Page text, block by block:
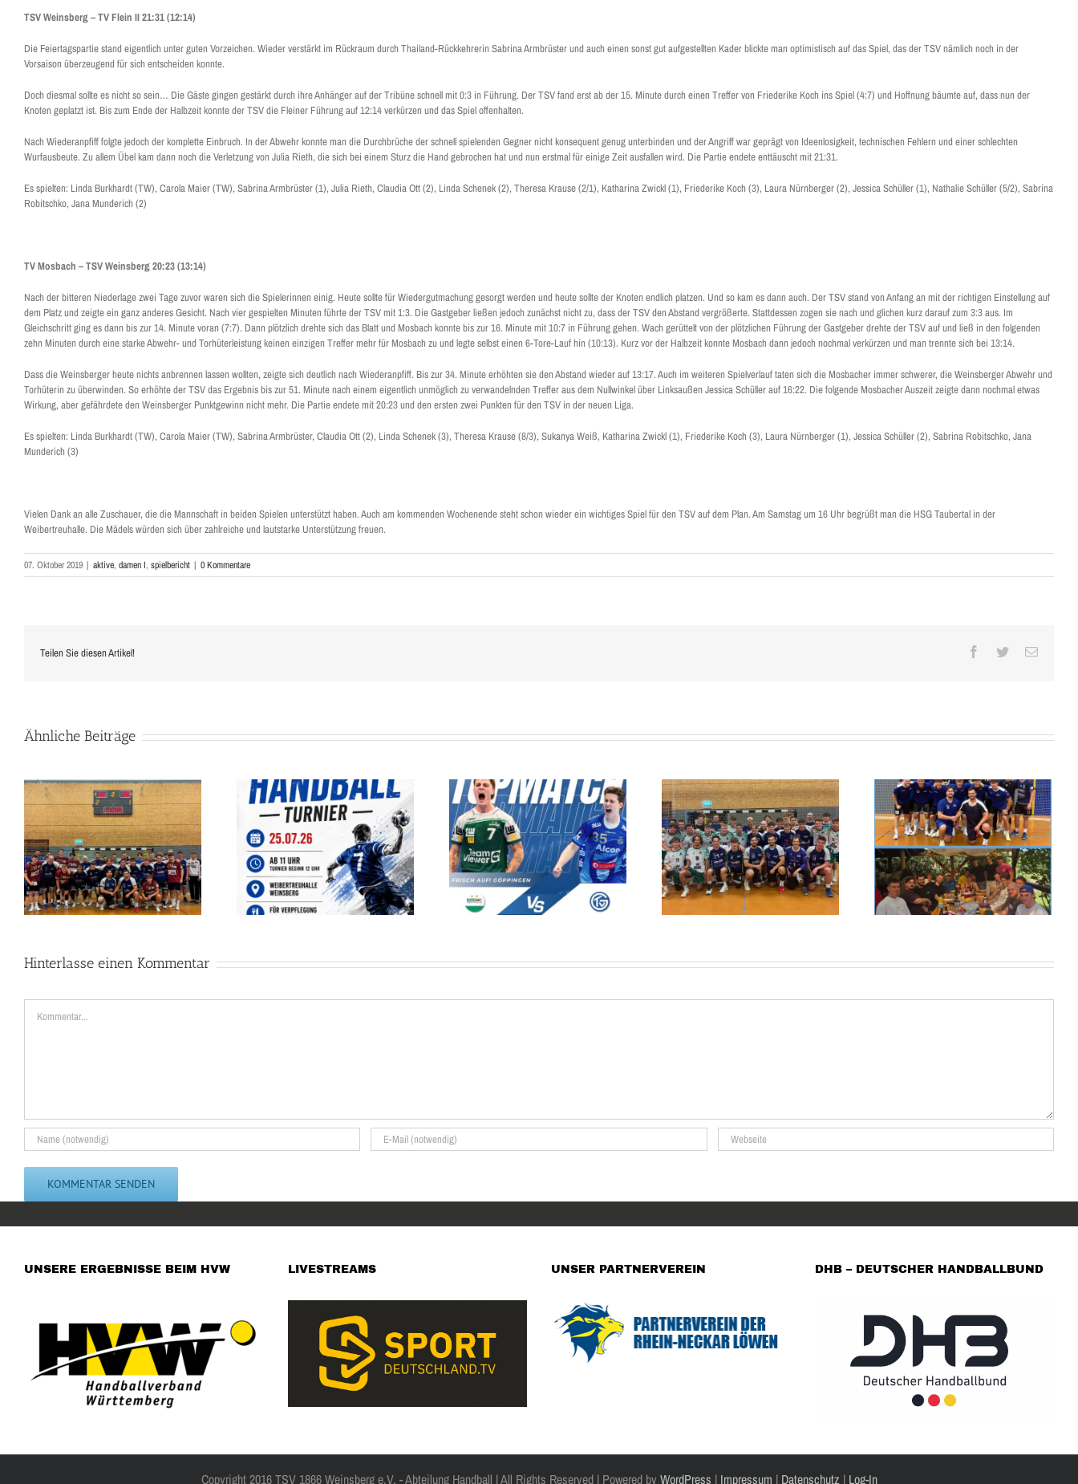
TSV Weinsberg – TV Flein II 21:31 (12:14)
Die Feiertagspartie stand eigentlich unter guten Vorzeichen. Wieder verstärkt im Rückraum durch Thailand-Rückkehrerin Sabrina Armbrüster und auch einen sonst gut aufgestellten Kader blickte man optimistisch auf das Spiel, das der TSV nämlich noch in der
Vorsaison überzeugend für sich entscheiden konnte.
Doch diesmal sollte es nicht so sein… Die Gäste gingen gestärkt durch ihre Anhänger auf der Tribüne schnell mit 0:3 in Führung. Der TSV fand erst ab der 15. Minute durch einen Treffer von Friederike Koch ins Spiel (4:7) und Hoffnung bäumte auf, dass nun der
Knoten geplatzt ist. Bis zum Ende der Halbzeit konnte der TSV die Fleiner Führung auf 12:14 verkürzen und das Spiel offenhalten.
Nach Wiederanpfiff folgte jedoch der komplette Einbruch. In der Abwehr konnte man die Durchbrüche der schnell spielenden Gegner nicht konsequent genug unterbinden und der Angriff war geprägt von Ideenlosigkeit, technischen Fehlern und einer schlechten
Wurfausbeute. Zu allem Übel kam dann noch die Verletzung von Julia Rieth, die sich bei einem Sturz die Hand gebrochen hat und nun erstmal für einige Zeit ausfallen wird. Die Partie endete enttäuscht mit 21:31.
Es spielten: Linda Burkhardt (TW), Carola Maier (TW), Sabrina Armbrüster (1), Julia Rieth, Claudia Ott (2), Linda Schenek (2), Theresa Krause (2/1), Katharina Zwickl (1), Friederike Koch (3), Laura Nürnberger (2), Jessica Schüller (1), Nathalie Schüller (5/2), Sabrina
Robitschko, Jana Munderich (2)
TV Mosbach – TSV Weinsberg 20:23 (13:14)
Nach der bitteren Niederlage zwei Tage zuvor waren sich die Spielerinnen einig. Heute sollte für Wiedergutmachung gesorgt werden und heute sollte der Knoten endlich platzen. Und so kam es dann auch. Der TSV stand von Anfang an mit der richtigen Einstellung auf
dem Platz und zeigte ein ganz anderes Gesicht. Nach vier gespielten Minuten führte der TSV mit 1:3. Die Gastgeber ließen jedoch zunächst nicht zu, dass der TSV den Abstand vergrößerte. Stattdessen zogen sie nach und glichen kurz darauf zum 3:3 aus. Im
Gleichschritt ging es dann bis zur 14. Minute voran (7:7). Dann plötzlich drehte sich das Blatt und Mosbach konnte bis zur 16. Minute mit 10:7 in Führung gehen. Wach gerüttelt von der plötzlichen Führung der Gastgeber drehte der TSV auf und ließ in den folgenden
zehn Minuten durch eine starke Abwehr- und Torhüterleistung keinen einzigen Treffer mehr für Mosbach zu und legte selbst einen 6-Tore-Lauf hin (10:13). Kurz vor der Halbzeit konnte Mosbach dann jedoch nochmal verkürzen und man trennte sich bei 13:14.
Dass die Weinsberger heute nichts anbrennen lassen wollten, zeigte sich deutlich nach Wiederanpfiff. Bis zur 34. Minute erhöhten sie den Abstand wieder auf 13:17. Auch im weiteren Spielverlauf taten sich die Mosbacher immer schwerer, die Weinsberger Abwehr und
Torhüterin zu überwinden. So erhöhte der TSV das Ergebnis bis zur 51. Minute nach einem eigentlich unmöglich zu verwandelnden Treffer aus dem Nullwinkel über Linksaußen Jessica Schüller auf 16:22. Die folgende Mosbacher Auszeit zeigte dann nochmal etwas
Wirkung, aber gefährdete den Weinsberger Punktgewinn nicht mehr. Die Partie endete mit 20:23 und den ersten zwei Punkten für den TSV in der neuen Liga.
Es spielten: Linda Burkhardt (TW), Carola Maier (TW), Sabrina Armbrüster, Claudia Ott (2), Linda Schenek (3), Theresa Krause (8/3), Sukanya Weiß, Katharina Zwickl (1), Friederike Koch (3), Laura Nürnberger (1), Jessica Schüller (2), Sabrina Robitschko, Jana
Munderich (3)
Vielen Dank an alle Zuschauer, die die Mannschaft in beiden Spielen unterstützt haben. Auch am kommenden Wochenende steht schon wieder ein wichtiges Spiel für den TSV auf dem Plan. Am Samstag um 16 Uhr begrüßt man die HSG Taubertal in der
Weibertreuhalle. Die Mädels würden sich über zahlreiche und lautstarke Unterstützung freuen.
07. Oktober 2019 | aktive, damen I, spielbericht | 0 Kommentare
Teilen Sie diesen Artikel! Facebook
TwitterE-
Ähnliche Beiträge
ROCH Dachbau Cup – Das
Handball-Wochenende des
Sommers!
BUNDESLIGA-HANDBALL IN DER
WEIBERTREUHALLE!
Erfolgreicher Testspiel-Auftakt!
Die 3. Vorbereitungswoche ist
geschafft!
Hinterlasse einen Kommentar
UNSERE ERGEBNISSE BEIM HVW LIVESTREAMS UNSER PARTNERVEREIN DHB – DEUTSCHER HANDBALLBUND
Copyright 2016 TSV 1866 Weinsberg e.V. - Abteilung Handball | All Rights Reserved | Powered by WordPress | Impressum | Datenschutz |Log-In